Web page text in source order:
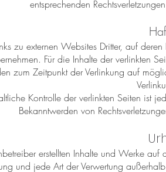
entsprechenden
zu externen Websites Dritter, auf
Für die Inhalte der verlinkten
zum Zeitpunkt der Verlinkung auf
Kontrolle der verlinkten Seiten ist
Bekanntwerden von
erstellten Inhalte und Werke
und jede Art der Verwertung